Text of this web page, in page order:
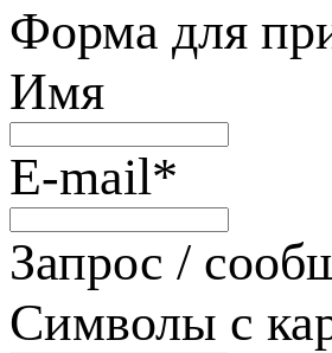
Форма для
Имя
E-mail*
Запрос /
Символы с